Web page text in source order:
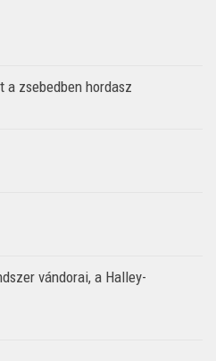
a zsebedben hordasz
vándorai, a Halley-